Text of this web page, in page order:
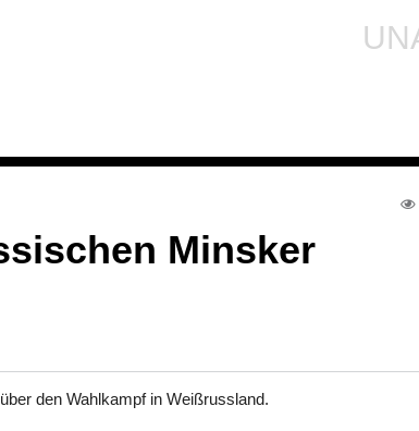
Minsker
den Wahlkampf in Weißrussland.